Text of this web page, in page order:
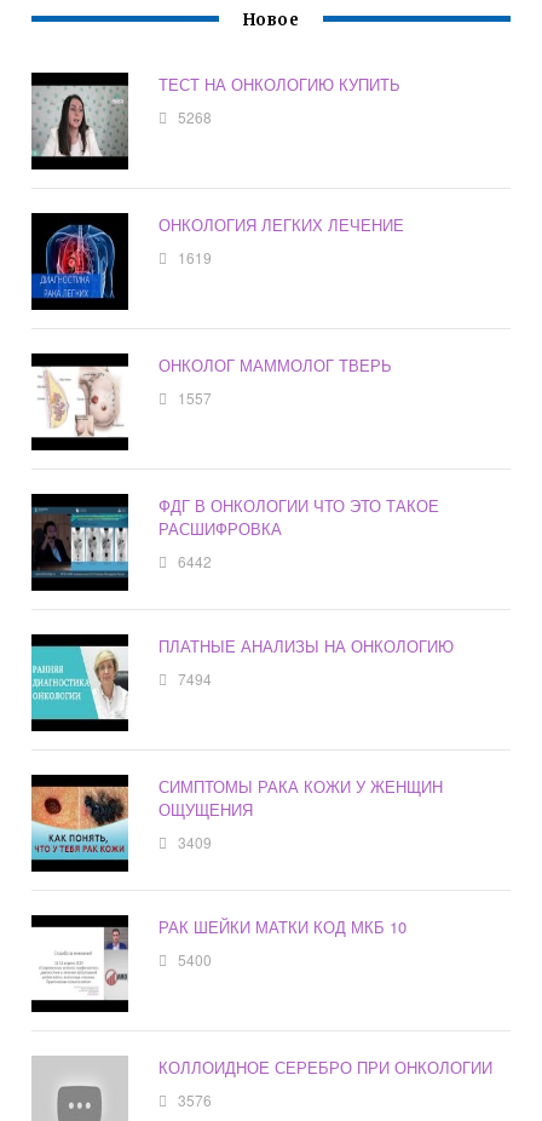
Новое
ТЕСТ НА ОНКОЛОГИЮ КУПИТЬ
5268
ОНКОЛОГИЯ ЛЕГКИХ ЛЕЧЕНИЕ
1619
ОНКОЛОГ МАММОЛОГ ТВЕРЬ
1557
ФДГ В ОНКОЛОГИИ ЧТО ЭТО ТАКОЕ
РАСШИФРОВКА
6442
ПЛАТНЫЕ АНАЛИЗЫ НА ОНКОЛОГИЮ
7494
СИМПТОМЫ РАКА КОЖИ У ЖЕНЩИН
ОЩУЩЕНИЯ
3409
РАК ШЕЙКИ МАТКИ КОД МКБ 10
5400
КОЛЛОИДНОЕ СЕРЕБРО ПРИ ОНКОЛОГИИ
3576